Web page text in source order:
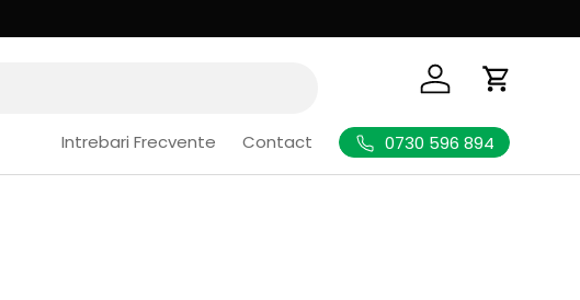
Logheaza-te
Cos de
Intrebari Frecvente Contact 0730 596 894